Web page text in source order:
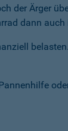
der Ärger
dann